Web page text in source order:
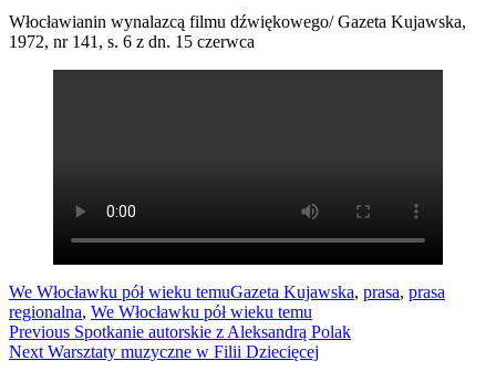
Włocławianin wynalazcą filmu dźwiękowego/ Gazeta Kujawska,
1972, nr 141, s. 6 z dn. 15 czerwca
We Włocławku pół wieku temuGazeta Kujawska, prasa, prasa
regionalna, We Włocławku pół wieku temu
Nawigacja
wpisu
Previous Previous
post:
Spotkanie autorskie z Aleksandrą Polak
Next Next
Warsztaty muzyczne w Filii Dziecięcej